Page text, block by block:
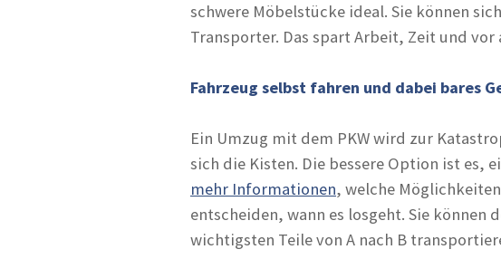
schwere Möbelstücke ideal. Sie können
Transporter. Das spart Arbeit, Zeit und vor
Fahrzeug selbst fahren und dabei bares
Ein Umzug mit dem PKW wird zur
sich die Kisten. Die bessere Option ist es,
mehr Informationen, welche
entscheiden, wann es losgeht. Sie können
wichtigsten Teile von A nach B